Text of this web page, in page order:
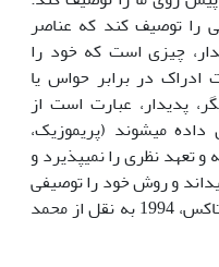
را توصیف کند که عناصر
چیزی است که خود را
در برابر حواس یا
پدیدار، عبارت است از
داده می­شوند (پریموزیک،
و تعهد نظری را نمی­پذیرد و
و روش خود را توصیفی
و فاقد مفروضات قبلی می­داند (موستاکس، 1994 به نقل از محمد